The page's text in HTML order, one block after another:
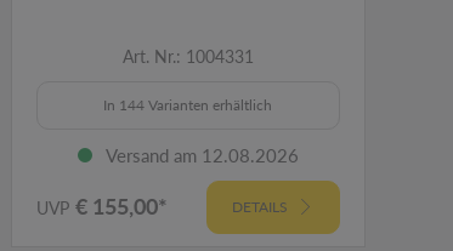
Art. Nr.: 1004331
In 144 Varianten erhältlich
Versand am 12.08.2026
UVP € 155,00* DETAILS